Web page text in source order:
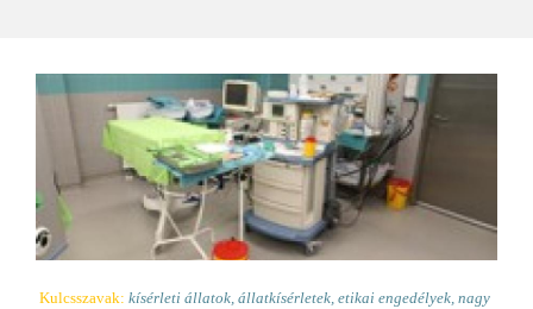
Kulcsszavak: kísérleti állatok, állatkísérletek, etikai engedélyek, nagy